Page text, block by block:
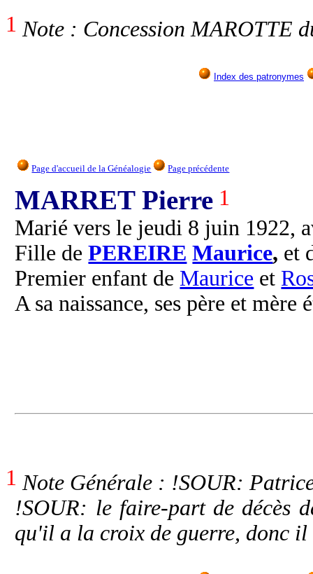
1 Note : Concession MAROTTE
Index des patronymes
Page d'accueil de la Généalogie Page précédente
MARRET Pierre 1
Marié vers le jeudi 8 juin 1922,
Fille dePEREIRE Maurice, et
Premier enfant de Maurice et
A sa naissance, ses père et mère
1 Note Générale : !SOUR:
!SOUR: le faire-part de décès
qu'il a la croix de guerre, donc il